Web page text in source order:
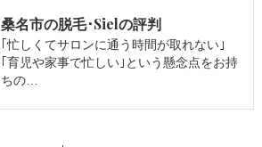
桑名市の脱毛･Sielの評判
｢忙しくてサロンに通う時間が取れない｣
｢育児や家事で忙しい｣という懸念点をお持
ちの…